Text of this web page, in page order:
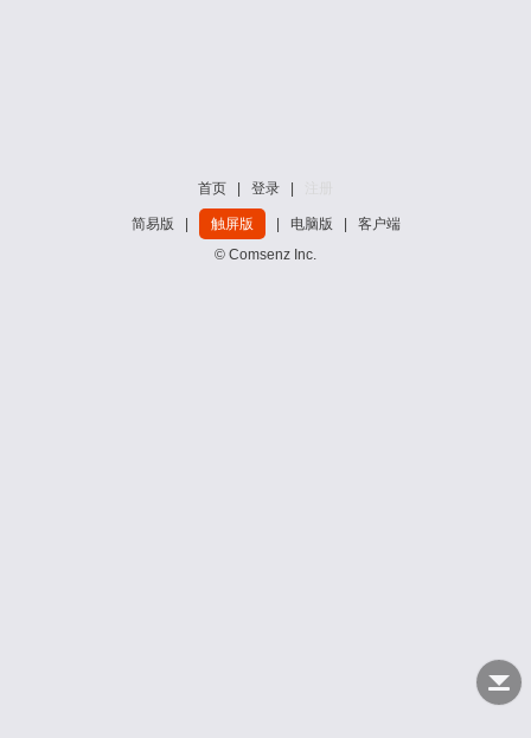
首页 登录
简易版 触屏版 电脑版
客户端
© Comsenz Inc.